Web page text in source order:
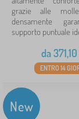
grazie alle
densamente
supporto puntuale
da371,10
ENTRO 14
New